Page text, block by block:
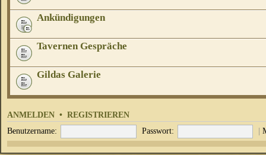
Ankündigungen
Tavernen Gespräche
Gildas Galerie
ANMELDEN • REGISTRIEREN
Benutzername: Passwort: |